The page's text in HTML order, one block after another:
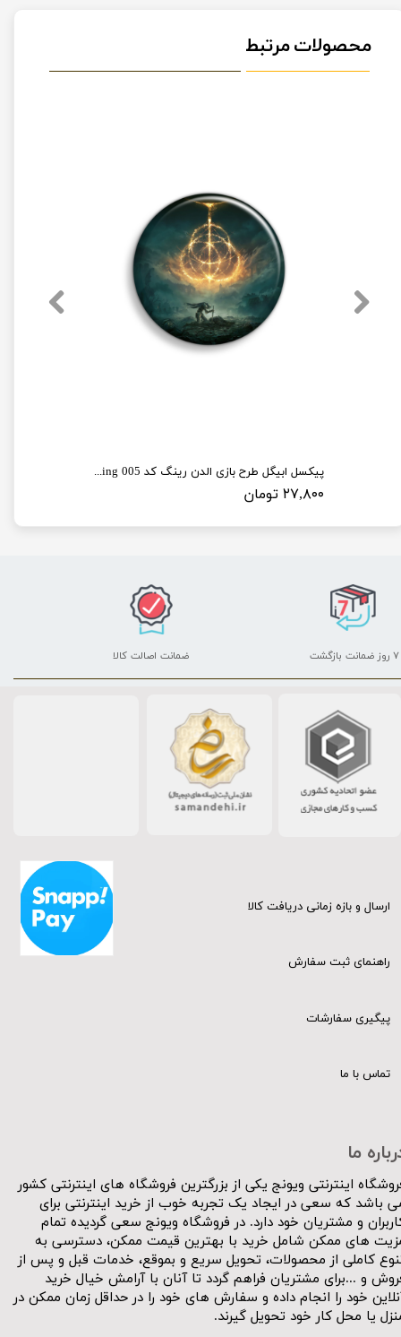
محصولات مرتبط
پیکسل ابیگل طرح بازی الدن رینگ کد elden ring 005
۲۷,۸۰۰ تومان
ما
اینترنتی ویونج یکی از بزرگترین فروشگاه های اینترنتی کشور
باشد که سعی در ایجاد یک تجربه خوب از خرید اینترنتی برای
و مشتریان خود دارد. در فروشگاه ویونج سعی گردیده تمام
های ممکن شامل خرید با بهترین قیمت ممکن، دسترسی به
کاملی از محصولات، تحویل سریع و بموقع، خدمات قبل و پس از
و ...برای مشتریان فراهم گردد تا آنان با آرامش خیال خرید
خود را انجام داده و سفارش های خود را در حداقل زمان ممکن در
یا محل کار خود تحویل گیرند.​​​​​​​
ارسال و بازه زمانی دریافت کالا
راهنمای ثبت سفارش
پیگیری سفارشات
تماس با ما
۷ روز ضمانت بازگشت ضمانت اصالت کالا